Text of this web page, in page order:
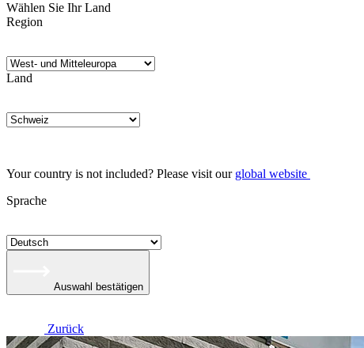
Wählen Sie Ihr Land
Region
Land
Your country is not included? Please visit our global website
Sprache
Auswahl bestätigen
Zurück